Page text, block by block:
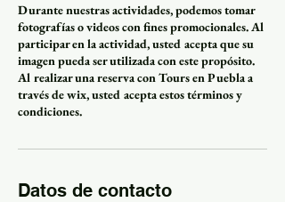
Durante nuestras actividades, podemos tomar
fotografías o videos con fines promocionales. Al
participar en la actividad, usted acepta que su
imagen pueda ser utilizada con este propósito.
Al realizar una reserva con Tours en Puebla a
través de wix, usted acepta estos términos y
condiciones.
Datos de contacto